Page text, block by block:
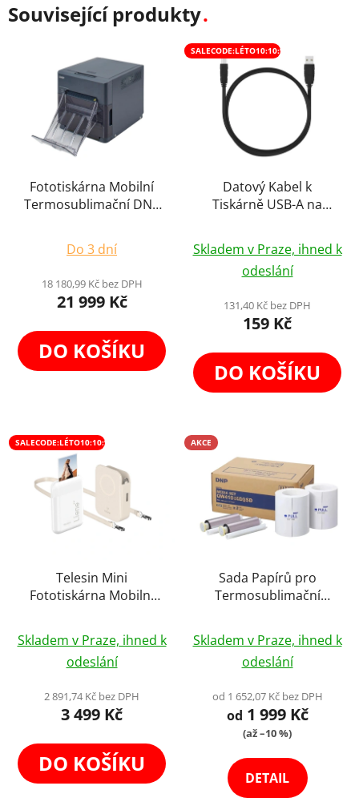
Související produkty
Fototiskárna Mobilní
Termosublimační DNP
Foto
hodnocení
produktu
je
z
Do 3 dní
18 180,99 Kč bez DPH
21 999 Kč
DO KOŠÍKU
SALECODE:LÉTO10:10:%
Datový Kabel k
Tiskárně USB-A na
hodnocení
produktu
je
5,0
5
hvězdiček.
Skladem v Praze, ihned k
odeslání
131,40 Kč bez DPH
159 Kč
DO KOŠÍKU
SALECODE:LÉTO10:10:%
Telesin Mini
Fototiskárna Mobilní
Tiskárna Bluetooth
Foto 5x7,6cm 300DPI
Skladem v Praze, ihned k
odeslání
2 891,74 Kč bez DPH
3 499 Kč
DO KOŠÍKU
AKCE
Sada Papírů pro
Termosublimační
SD Fotografie
Skladem v Praze, ihned k
odeslání
od 1 652,07 Kč bez DPH
od 1 999 Kč
(až –10 %)
DETAIL
Newsletter ×